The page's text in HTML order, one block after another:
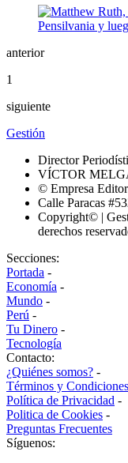
anterior
1
siguiente
Gestión
Director
VÍCTOR
© Empresa
Calle Paracas
Copyright© |
derechos
Secciones:
Portada -
Economía -
Mundo -
Perú -
Tu Dinero -
Tecnología
Contacto:
¿Quiénes somos? -
Términos y Condiciones
Política de Privacidad -
Politica de Cookies -
Preguntas Frecuentes
Síguenos: